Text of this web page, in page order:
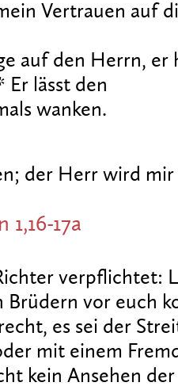
Vertrauen auf
auf den Herrn, er
lässt den
wanken.
der Herr wird mir
17a
verpflichtet:
Brüdern vor euch
es sei der
mit einem
kein Ansehen